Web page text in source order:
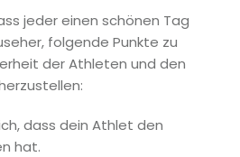
jeder einen schönen Tag
folgende Punkte zu
der Athleten und den
dass dein Athlet den
hat.